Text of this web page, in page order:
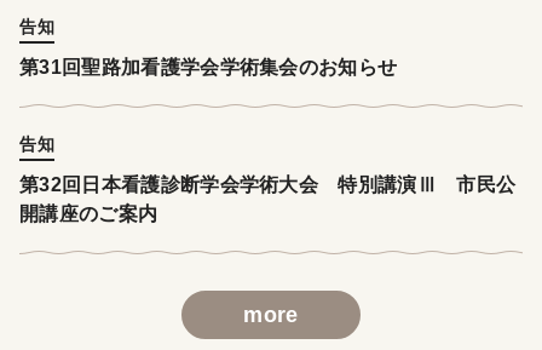
告知
第31回聖路加看護学会学術集会のお知らせ
告知
第32回日本看護診断学会学術大会 特別講演Ⅲ 市民公
開講座のご案内
more